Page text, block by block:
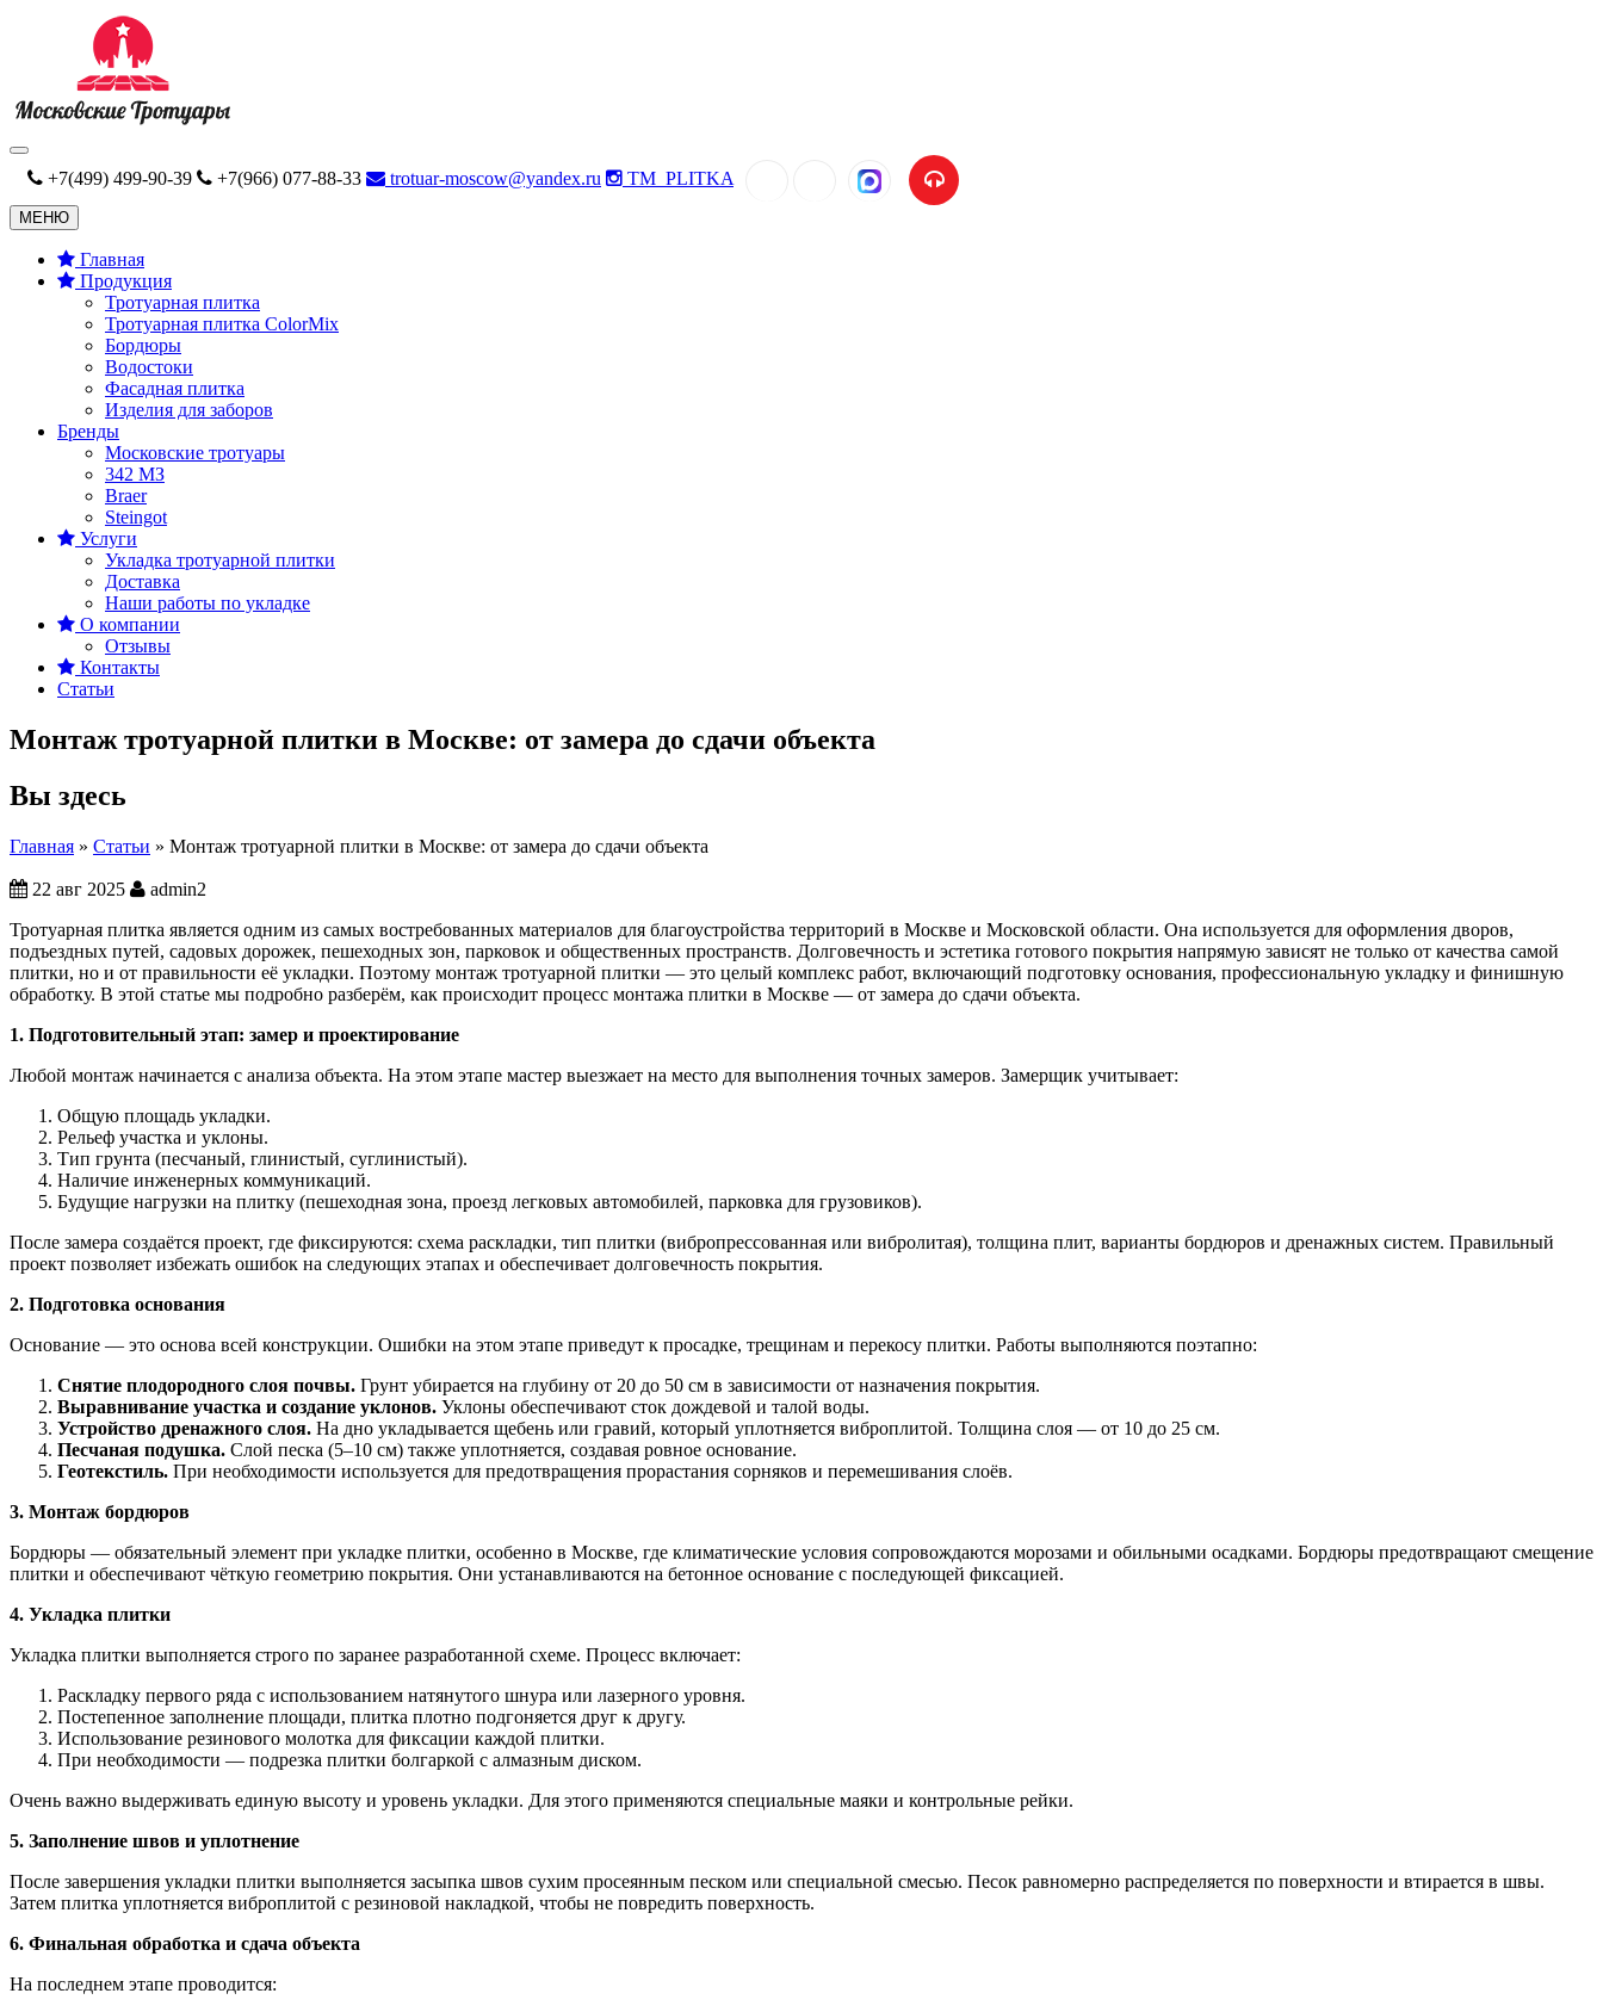
+7(499) 499-90-39 +7(966) 077-88-33 trotuar-moscow@yandex.ru TM_PLITKA
MAX
МЕНЮ
Главная
Продукция
Тротуарная плитка
Тротуарная плитка ColorMix
Бордюры
Водостоки
Фасадная плитка
Изделия для заборов
Бренды
Московские тротуары
342 MЗ
Braer
Steingot
Услуги
Укладка тротуарной плитки
Доставка
Наши работы по укладке
О компании
Отзывы
Контакты
Статьи
Монтаж тротуарной плитки в Москве: от замера до сдачи объекта
Вы здесь
Главная » Статьи » Монтаж тротуарной плитки в Москве: от замера до сдачи объекта
22 авг 2025
admin2
Тротуарная плитка является одним из самых востребованных материалов для благоустройства территорий в Москве и Московской области. Она используется для оформления дворов,
подъездных путей, садовых дорожек, пешеходных зон, парковок и общественных пространств. Долговечность и эстетика готового покрытия напрямую зависят не только от качества самой
плитки, но и от правильности её укладки. Поэтому монтаж тротуарной плитки — это целый комплекс работ, включающий подготовку основания, профессиональную укладку и финишную
обработку. В этой статье мы подробно разберём, как происходит процесс монтажа плитки в Москве — от замера до сдачи объекта.
1. Подготовительный этап: замер и проектирование
Любой монтаж начинается с анализа объекта. На этом этапе мастер выезжает на место для выполнения точных замеров. Замерщик учитывает:
Общую площадь укладки.
Рельеф участка и уклоны.
Тип грунта (песчаный, глинистый, суглинистый).
Наличие инженерных коммуникаций.
Будущие нагрузки на плитку (пешеходная зона, проезд легковых автомобилей, парковка для грузовиков).
После замера создаётся проект, где фиксируются: схема раскладки, тип плитки (вибропрессованная или вибролитая), толщина плит, варианты бордюров и дренажных систем. Правильный
проект позволяет избежать ошибок на следующих этапах и обеспечивает долговечность покрытия.
2. Подготовка основания
Основание — это основа всей конструкции. Ошибки на этом этапе приведут к просадке, трещинам и перекосу плитки. Работы выполняются поэтапно:
Снятие плодородного слоя почвы. Грунт убирается на глубину от 20 до 50 см в зависимости от назначения покрытия.
Выравнивание участка и создание уклонов. Уклоны обеспечивают сток дождевой и талой воды.
Устройство дренажного слоя. На дно укладывается щебень или гравий, который уплотняется виброплитой. Толщина слоя — от 10 до 25 см.
Песчаная подушка. Слой песка (5–10 см) также уплотняется, создавая ровное основание.
Геотекстиль. При необходимости используется для предотвращения прорастания сорняков и перемешивания слоёв.
3. Монтаж бордюров
Бордюры — обязательный элемент при укладке плитки, особенно в Москве, где климатические условия сопровождаются морозами и обильными осадками. Бордюры предотвращают смещение
плитки и обеспечивают чёткую геометрию покрытия. Они устанавливаются на бетонное основание с последующей фиксацией.
4. Укладка плитки
Укладка плитки выполняется строго по заранее разработанной схеме. Процесс включает:
Раскладку первого ряда с использованием натянутого шнура или лазерного уровня.
Постепенное заполнение площади, плитка плотно подгоняется друг к другу.
Использование резинового молотка для фиксации каждой плитки.
При необходимости — подрезка плитки болгаркой с алмазным диском.
Очень важно выдерживать единую высоту и уровень укладки. Для этого применяются специальные маяки и контрольные рейки.
5. Заполнение швов и уплотнение
После завершения укладки плитки выполняется засыпка швов сухим просеянным песком или специальной смесью. Песок равномерно распределяется по поверхности и втирается в швы.
Затем плитка уплотняется виброплитой с резиновой накладкой, чтобы не повредить поверхность.
6. Финальная обработка и сдача объекта
На последнем этапе проводится: